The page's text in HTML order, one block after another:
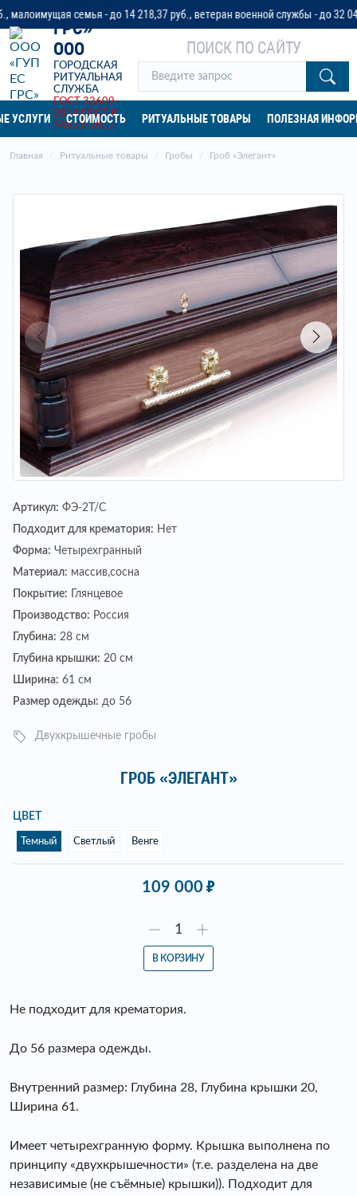
семья - до 14 218,37 руб., ветеран военной службы - до 32 042
«ГУП ЕС
ГРС»
ООО
ГОРОДСКАЯ
РИТУАЛЬНАЯ
СЛУЖБА
ГОСТ 32609-
2014 ГОСТ Р
54611-2011
ПОИСК ПО САЙТУ
УСЛУГИ СТОИМОСТЬ РИТУАЛЬНЫЕ ТОВАРЫ ПОЛЕЗНАЯ
Главная Ритуальные товары Гробы Гроб «Элегант»
Артикул: ФЭ-2Т/С
Подходит для крематория: Нет
Форма: Четырехгранный
Материал: массив,сосна
Покрытие: Глянцевое
Производство: Россия
Глубина: 28 см
Глубина крышки: 20 см
Ширина: 61 см
Размер одежды: до 56
Двухкрышечные гробы
ГРОБ «ЭЛЕГАНТ»
ЦВЕТ
Темный Светлый Венге
109 000
В КОРЗИНУ
Не подходит для крематория.
До 56 размера одежды.
Внутренний размер: Глубина 28, Глубина крышки 20,
Ширина 61.
Имеет четырехгранную форму. Крышка выполнена по
принципу «двухкрышечности» (т.е. разделена на две
независимые (не съёмные) крышки)). Подходит для